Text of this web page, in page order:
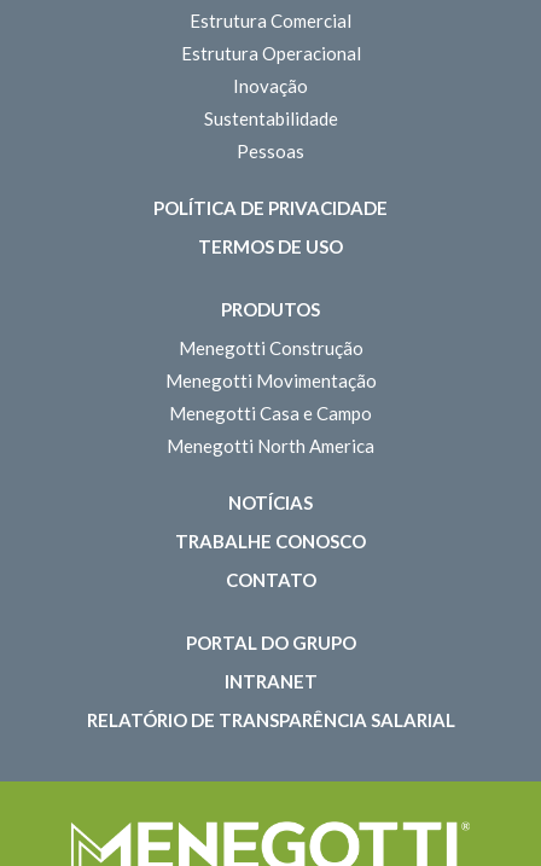
Estrutura Comercial
Estrutura Operacional
Inovação
Sustentabilidade
Pessoas
POLÍTICA DE PRIVACIDADE
TERMOS DE USO
PRODUTOS
Menegotti Construção
Menegotti Movimentação
Menegotti Casa e Campo
Menegotti North America
NOTÍCIAS
TRABALHE CONOSCO
CONTATO
PORTAL DO GRUPO
INTRANET
RELATÓRIO DE TRANSPARÊNCIA SALARIAL